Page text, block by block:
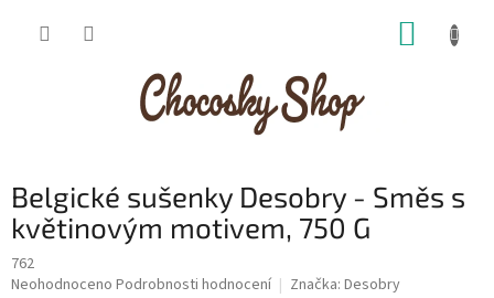
Belgické sušenky Desobry - Směs s
květinovým motivem, 750 G
762
Průměrné
Neohodnoceno Podrobnosti hodnocení Značka: Desobry